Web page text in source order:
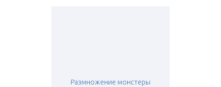
Размножение монстеры